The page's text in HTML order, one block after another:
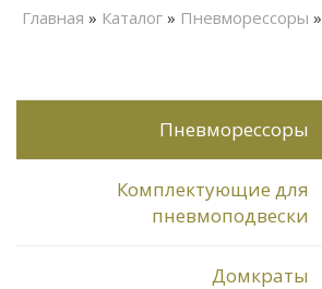
Вы здесь
Главная » Каталог » Пневморессоры »
Пневморессоры
Комплектующие для
пневмоподвески
Домкраты